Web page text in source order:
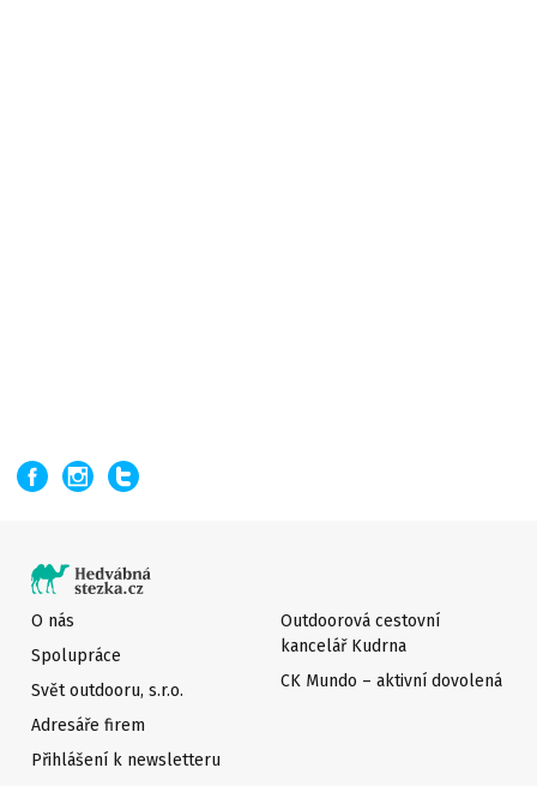
O nás
Spolupráce
Svět outdooru, s.r.o.
Adresáře firem
Přihlášení k newsletteru
Outdoorová cestovní
kancelář Kudrna
CK Mundo – aktivní dovolená